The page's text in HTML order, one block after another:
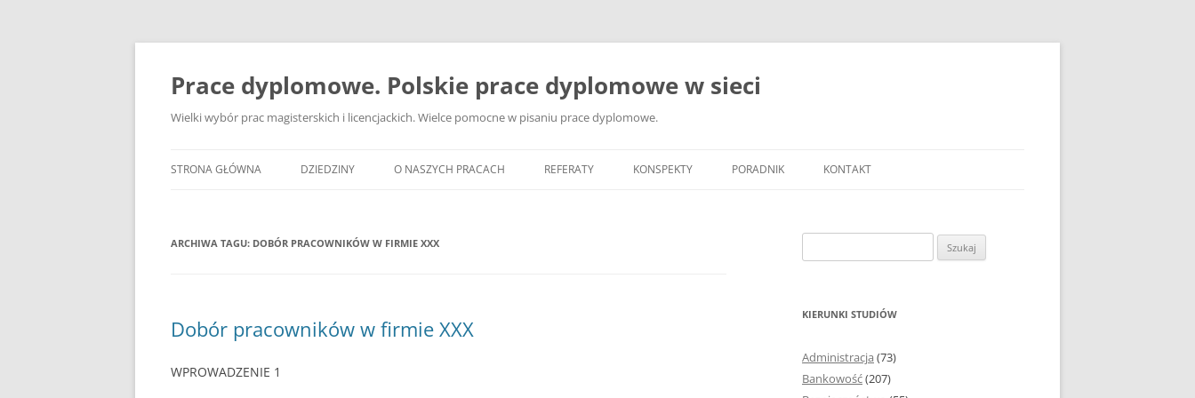
Przejdź
Prace dyplomowe. Polskie prace dyplomowe w sieci
Wielki wybór prac magisterskich i licencjackich. Wielce pomocne w pisaniu prace dyplomowe.
STRONA GŁÓWNA DZIEDZINY
BANKOWOŚĆ
O NASZYCH PRACACH REFERATY KONSPEKTY PORADNIK
JAK ZBIERAĆ I OPRACOWYWAĆ
BIBLIOGRAFICZNYCH
KONTAKT
ARCHIWA TAGU: DOBÓR PRACOWNIKÓW W FIRMIE XXX
Dobór pracowników w firmie XXX
WPROWADZENIE 1
KIERUNKI STUDIÓW
Administracja (73)
Bankowość(207)